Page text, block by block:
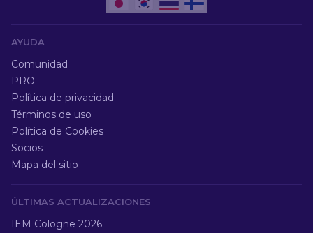
AYUDA
Comunidad
PRO
Política de privacidad
Términos de uso
Política de Cookies
Socios
Mapa del sitio
ÚLTIMAS ACTUALIZACIONES
IEM Cologne 2026